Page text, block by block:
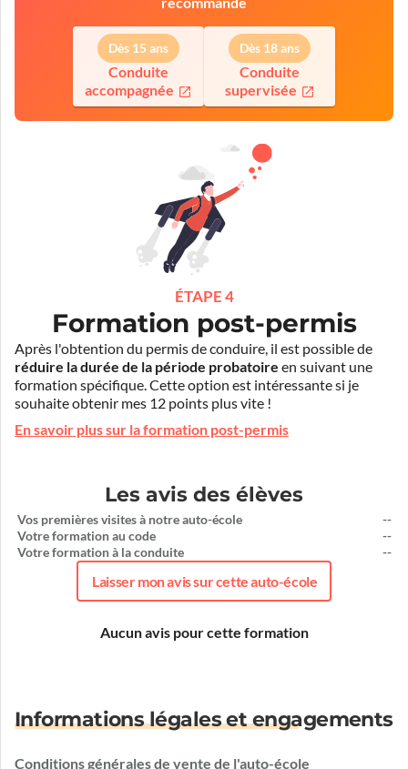
Dès 15 ans
Conduite
accompagnée
Dès 18 ans
Conduite
supervisée
ÉTAPE 4
Formation post-permis
Après l'obtention du permis de conduire, il est possible de
réduire la durée de la période probatoire en suivant une
formation spécifique. Cette option est intéressante si je
souhaite obtenir mes 12 points plus vite !
En savoir plus sur la formation post-permis
Les avis des élèves
Vos premières visites à notre auto-école
Votre formation au code
Votre formation à la conduite
--
--
--
Laisser mon avis sur cette auto-école
Aucun avis pour cette formation
Informations légales et engagements
Conditions générales de vente de l'auto-école